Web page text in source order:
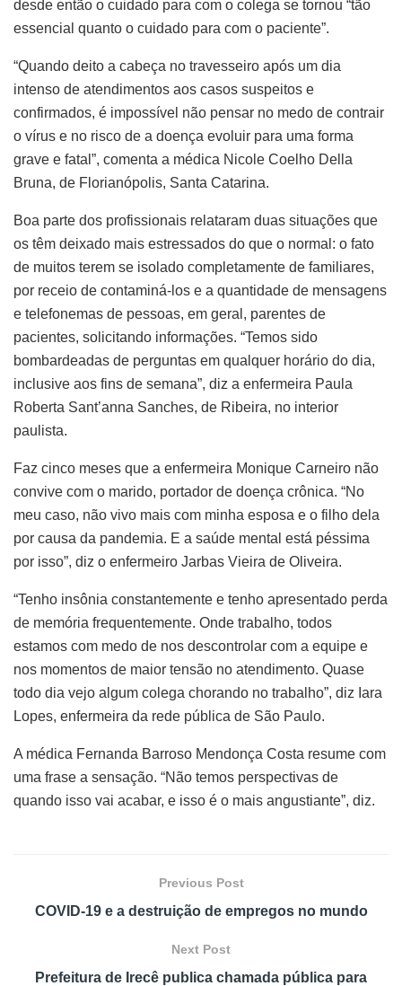
desde então o cuidado para com o colega se tornou “tão
essencial quanto o cuidado para com o paciente”.
“Quando deito a cabeça no travesseiro após um dia
intenso de atendimentos aos casos suspeitos e
confirmados, é impossível não pensar no medo de contrair
o vírus e no risco de a doença evoluir para uma forma
grave e fatal”, comenta a médica Nicole Coelho Della
Bruna, de Florianópolis, Santa Catarina.
Boa parte dos profissionais relataram duas situações que
os têm deixado mais estressados do que o normal: o fato
de muitos terem se isolado completamente de familiares,
por receio de contaminá-los e a quantidade de mensagens
e telefonemas de pessoas, em geral, parentes de
pacientes, solicitando informações. “Temos sido
bombardeadas de perguntas em qualquer horário do dia,
inclusive aos fins de semana”, diz a enfermeira Paula
Roberta Sant’anna Sanches, de Ribeira, no interior
paulista.
Faz cinco meses que a enfermeira Monique Carneiro não
convive com o marido, portador de doença crônica. “No
meu caso, não vivo mais com minha esposa e o filho dela
por causa da pandemia. E a saúde mental está péssima
por isso”, diz o enfermeiro Jarbas Vieira de Oliveira.
“Tenho insônia constantemente e tenho apresentado perda
de memória frequentemente. Onde trabalho, todos
estamos com medo de nos descontrolar com a equipe e
nos momentos de maior tensão no atendimento. Quase
todo dia vejo algum colega chorando no trabalho”, diz Iara
Lopes, enfermeira da rede pública de São Paulo.
A médica Fernanda Barroso Mendonça Costa resume com
uma frase a sensação. “Não temos perspectivas de
quando isso vai acabar, e isso é o mais angustiante”, diz.
Previous Post
COVID-19 e a destruição de empregos no mundo
Next Post
Prefeitura de Irecê publica chamada pública para